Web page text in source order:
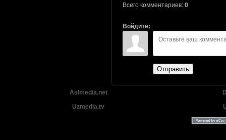
Всего комментариев: 0
Войдите:
Отправить
Aslmedia.net
Uzmedia.tv